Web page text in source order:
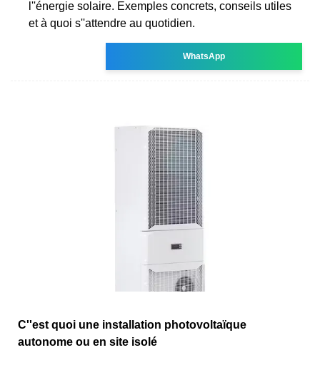
l''énergie solaire. Exemples concrets, conseils utiles
et à quoi s''attendre au quotidien.
WhatsApp
C''est quoi une installation photovoltaïque
autonome ou en site isolé